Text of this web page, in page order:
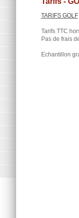
TARIFS GOLF
Tarifs TTC
Pas de frais
Echantillon